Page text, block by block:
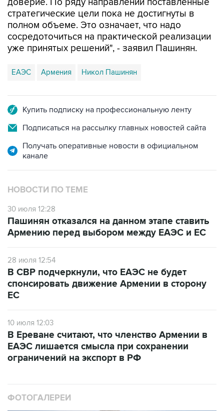
стратегические цели пока не достигнуты в
полном объеме. Это означает, что надо
сосредоточиться на практической реализации
уже принятых решений", - заявил Пашинян.
ЕАЭС Армения Никол Пашинян
Купить подписку на профессиональную ленту
Подписаться на рассылку главных новостей сайта
Получать оперативные новости в официальном
канале
НОВОСТИ ПО ТЕМЕ
30 июля 12:28
Пашинян отказался на данном этапе ставить
Армению перед выбором между ЕАЭС и ЕС
28 июля 12:54
В СВР подчеркнули, что ЕАЭС не будет
спонсировать движение Армении в сторону
ЕС
10 июля 12:03
В Ереване считают, что членство Армении в
ЕАЭС лишается смысла при сохранении
ограничений на экспорт в РФ
ФОТОГАЛЕРЕИ